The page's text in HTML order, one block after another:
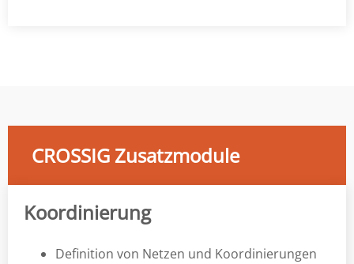
CROSSIG Zusatzmodule
Koordinierung
Definition von Netzen und Koordinierungen